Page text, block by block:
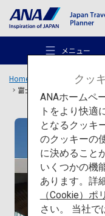
メニュー
おすすめの旅
旅のアイデア
Home 旅のアイデア 特集
富士山世界遺産センター
クッ
ANAホームペ
トをより快適
となるクッキ
のクッキーの
に決めること
いくつかの機
あります。詳
（Cookie）ポ
さい。 当社で